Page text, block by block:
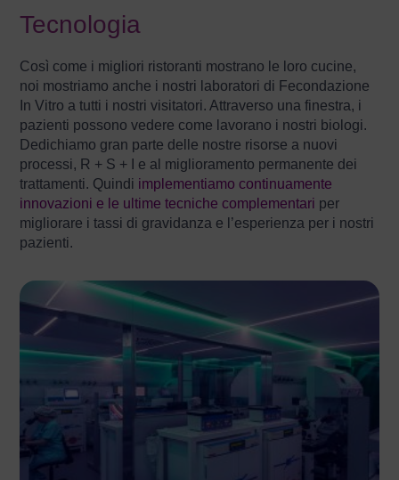
Tecnologia
Così come i migliori ristoranti mostrano le loro cucine,
noi mostriamo anche i nostri laboratori di Fecondazione
In Vitro a tutti i nostri visitatori. Attraverso una finestra, i
pazienti possono vedere come lavorano i nostri biologi.
Dedichiamo gran parte delle nostre risorse a nuovi
processi, R + S + I e al miglioramento permanente dei
trattamenti. Quindi implementiamo continuamente
innovazioni e le ultime tecniche complementari per
migliorare i tassi di gravidanza e l’esperienza per i nostri
pazienti.